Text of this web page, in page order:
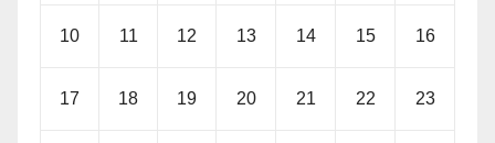
10 11 12 13 14 15 16
17 18 19 20 21 22 23